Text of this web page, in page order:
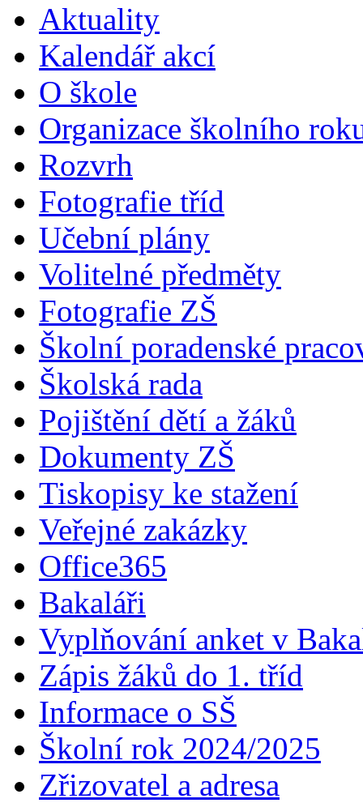
Aktuality
Kalendář akcí
O škole
Organizace školního
Rozvrh
Fotografie tříd
Učební plány
Volitelné předměty
Fotografie ZŠ
Školní poradenské
Školská rada
Pojištění dětí a žáků
Dokumenty ZŠ
Tiskopisy ke stažení
Veřejné zakázky
Office365
Bakaláři
Vyplňování anket v
Zápis žáků do 1. tříd
Informace o SŠ
Školní rok 2024/2025
Zřizovatel a adresa